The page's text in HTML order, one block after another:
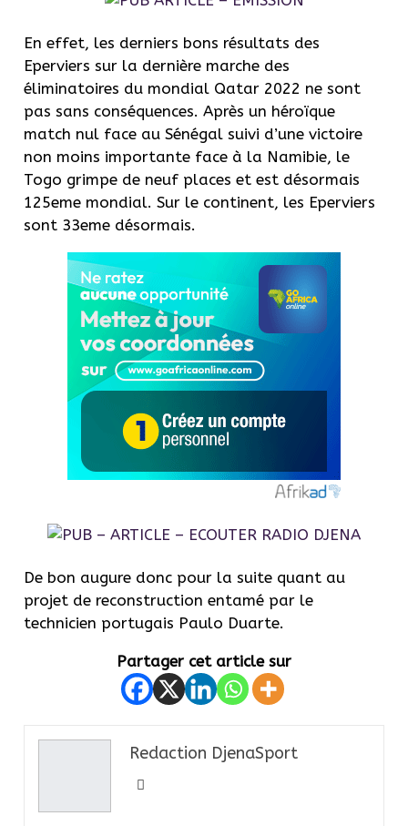
En effet, les derniers bons résultats des
Eperviers sur la dernière marche des
éliminatoires du mondial Qatar 2022 ne sont
pas sans conséquences. Après un héroïque
match nul face au Sénégal suivi d’une victoire
non moins importante face à la Namibie, le
Togo grimpe de neuf places et est désormais
125eme mondial. Sur le continent, les Eperviers
sont 33eme désormais.
De bon augure donc pour la suite quant au
projet de reconstruction entamé par le
technicien portugais Paulo Duarte.
Partager cet article sur
Redaction DjenaSport